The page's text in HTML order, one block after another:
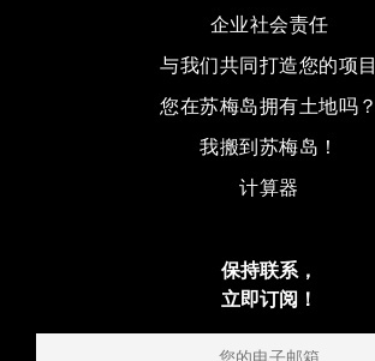
企业社会责任
与我们共同打造您的项目
您在苏梅岛拥有土地吗？
我搬到苏梅岛！
计算器
保持联系，
立即订阅！